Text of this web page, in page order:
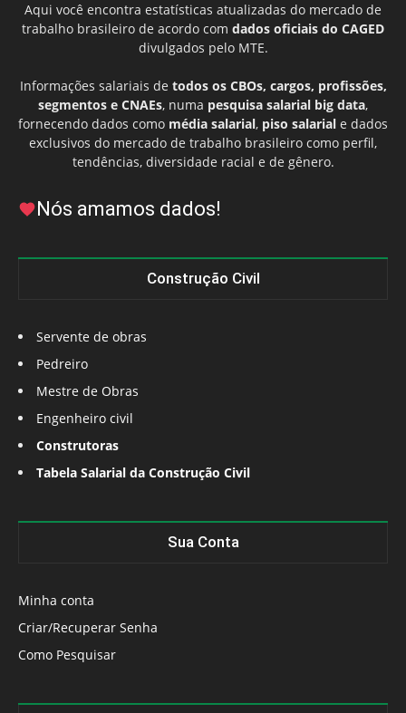
Aqui você encontra estatísticas atualizadas do mercado de
trabalho brasileiro de acordo com dados oficiais do CAGED
divulgados pelo MTE.
Informações salariais de todos os CBOs, cargos, profissões,
segmentos e CNAEs, numa pesquisa salarial big data,
fornecendo dados como média salarial, piso salarial e dados
exclusivos do mercado de trabalho brasileiro como perfil,
tendências, diversidade racial e de gênero.
Nós amamos dados!
Construção Civil
Servente de obras
Pedreiro
Mestre de Obras
Engenheiro civil
Construtoras
Tabela Salarial da Construção Civil
Sua Conta
Minha conta
Criar/Recuperar Senha
Como Pesquisar